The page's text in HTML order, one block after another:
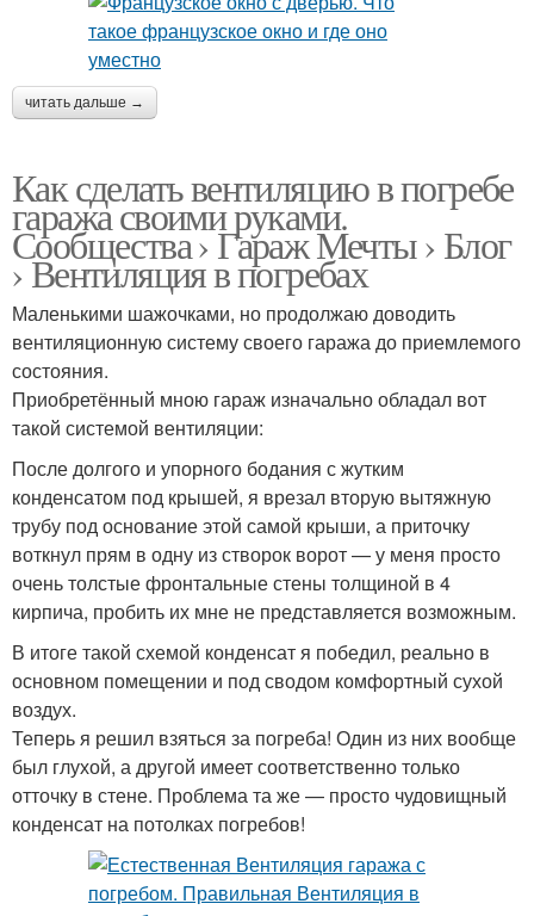
читать дальше →
Как сделать вентиляцию в погребе
гаража своими руками.
Сообщества › Гараж Мечты › Блог
› Вентиляция в погребах
Маленькими шажочками, но продолжаю доводить
вентиляционную систему своего гаража до приемлемого
состояния.
Приобретённый мною гараж изначально обладал вот
такой системой вентиляции:
После долгого и упорного бодания с жутким
конденсатом под крышей, я врезал вторую вытяжную
трубу под основание этой самой крыши, а приточку
воткнул прям в одну из створок ворот — у меня просто
очень толстые фронтальные стены толщиной в 4
кирпича, пробить их мне не представляется возможным.
В итоге такой схемой конденсат я победил, реально в
основном помещении и под сводом комфортный сухой
воздух.
Теперь я решил взяться за погреба! Один из них вообще
был глухой, а другой имеет соответственно только
отточку в стене. Проблема та же — просто чудовищный
конденсат на потолках погребов!